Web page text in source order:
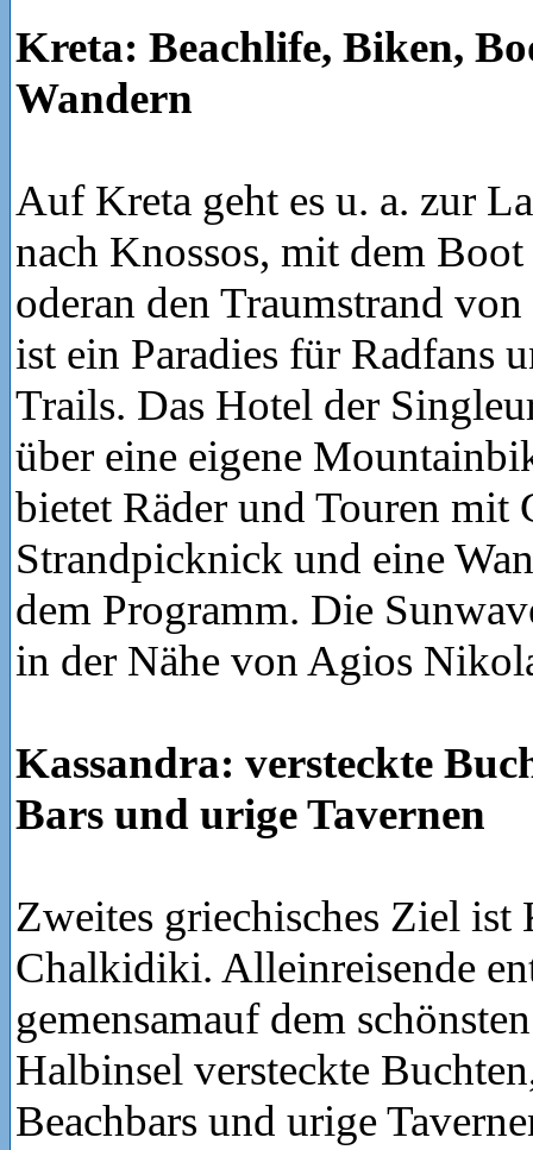
Kreta: Beachlife, Biken,
Wandern
Auf Kreta geht es u. a. zur
nach Knossos, mit dem
oderan den Traumstrand
ist ein Paradies für Radfans
Trails. Das Hotel der
über eine eigene
bietet Räder und Touren mit
Strandpicknick und eine
dem Programm. Die
in der Nähe von Agios
Kassandra: versteckte
Bars und urige Tavernen
Zweites griechisches Ziel ist
Chalkidiki. Alleinreisende
gemensamauf dem
Halbinsel versteckte
Beachbars und urige